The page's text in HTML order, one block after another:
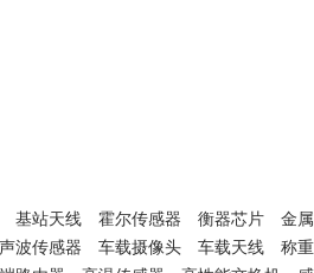
基站天线 霍尔传感器 衡器芯片
金
波传感器 车载摄像头 车载天线
称